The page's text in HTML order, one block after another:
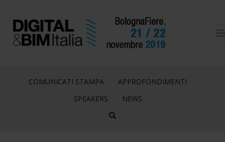
COMUNICATI STAMPA
APPROFONDIMENTI
SPEAKERS
NEWS